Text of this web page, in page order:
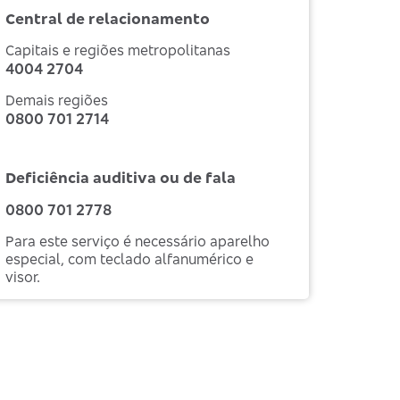
Central de relacionamento
Capitais e regiões metropolitanas
4004 2704
Demais regiões
0800 701 2714
Deficiência auditiva ou de fala
0800 701 2778
Para este serviço é necessário aparelho
especial, com teclado alfanumérico e
visor.